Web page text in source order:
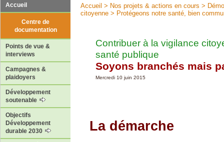
Accueil
Centre de
documentation
Points de vue &
interviews
Campagnes &
plaidoyers
Développement
soutenable
Objectifs
Développement
durable 2030
Accueil > Nos projets & actions en cours >
citoyenne > Protégeons notre santé, bien
Contribuer à la vigilance
santé publique
Soyons branchés mais
Mercredi 10 juin 2015
La démarche